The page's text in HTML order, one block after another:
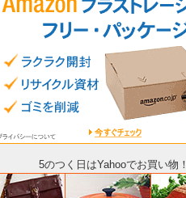
5のつく日はYahooでお買い物！